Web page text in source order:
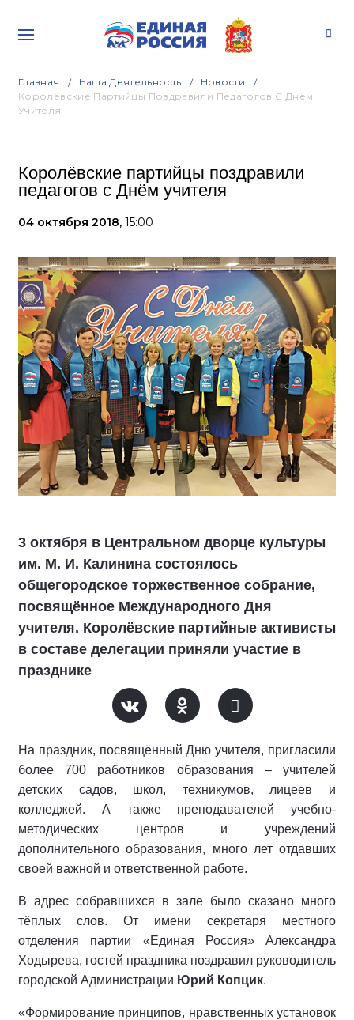
Главная Наша Деятельность
Новости
Королёвские Партийцы Поздравили Педагогов С Днём
Учителя
Королёвские партийцы поздравили
педагогов с Днём учителя
04 октября 2018, 15:00
3 октября в Центральном дворце культуры
им. М. И. Калинина состоялось
общегородское торжественное собрание,
посвящённое Международного Дня
учителя. Королёвские партийные активисты
в составе делегации приняли участие в
празднике
На праздник, посвящённый Дню учителя, пригласили
более 700 работников образования – учителей
детских садов, школ, техникумов, лицеев и
колледжей. А также преподавателей учебно-
методических центров и учреждений
дополнительного образования, много лет отдавших
своей важной и ответственной работе.
В адрес собравшихся в зале было сказано много
тёплых слов. От имени секретаря местного
отделения партии «Единая Россия» Александра
Ходырева, гостей праздника поздравил руководитель
городской Администрации Юрий Копцик.
«Формирование принципов, нравственных установок